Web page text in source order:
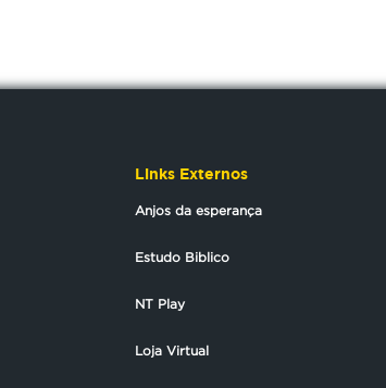
Links Externos
Anjos da esperança
Estudo Biblico
NT Play
Loja Virtual